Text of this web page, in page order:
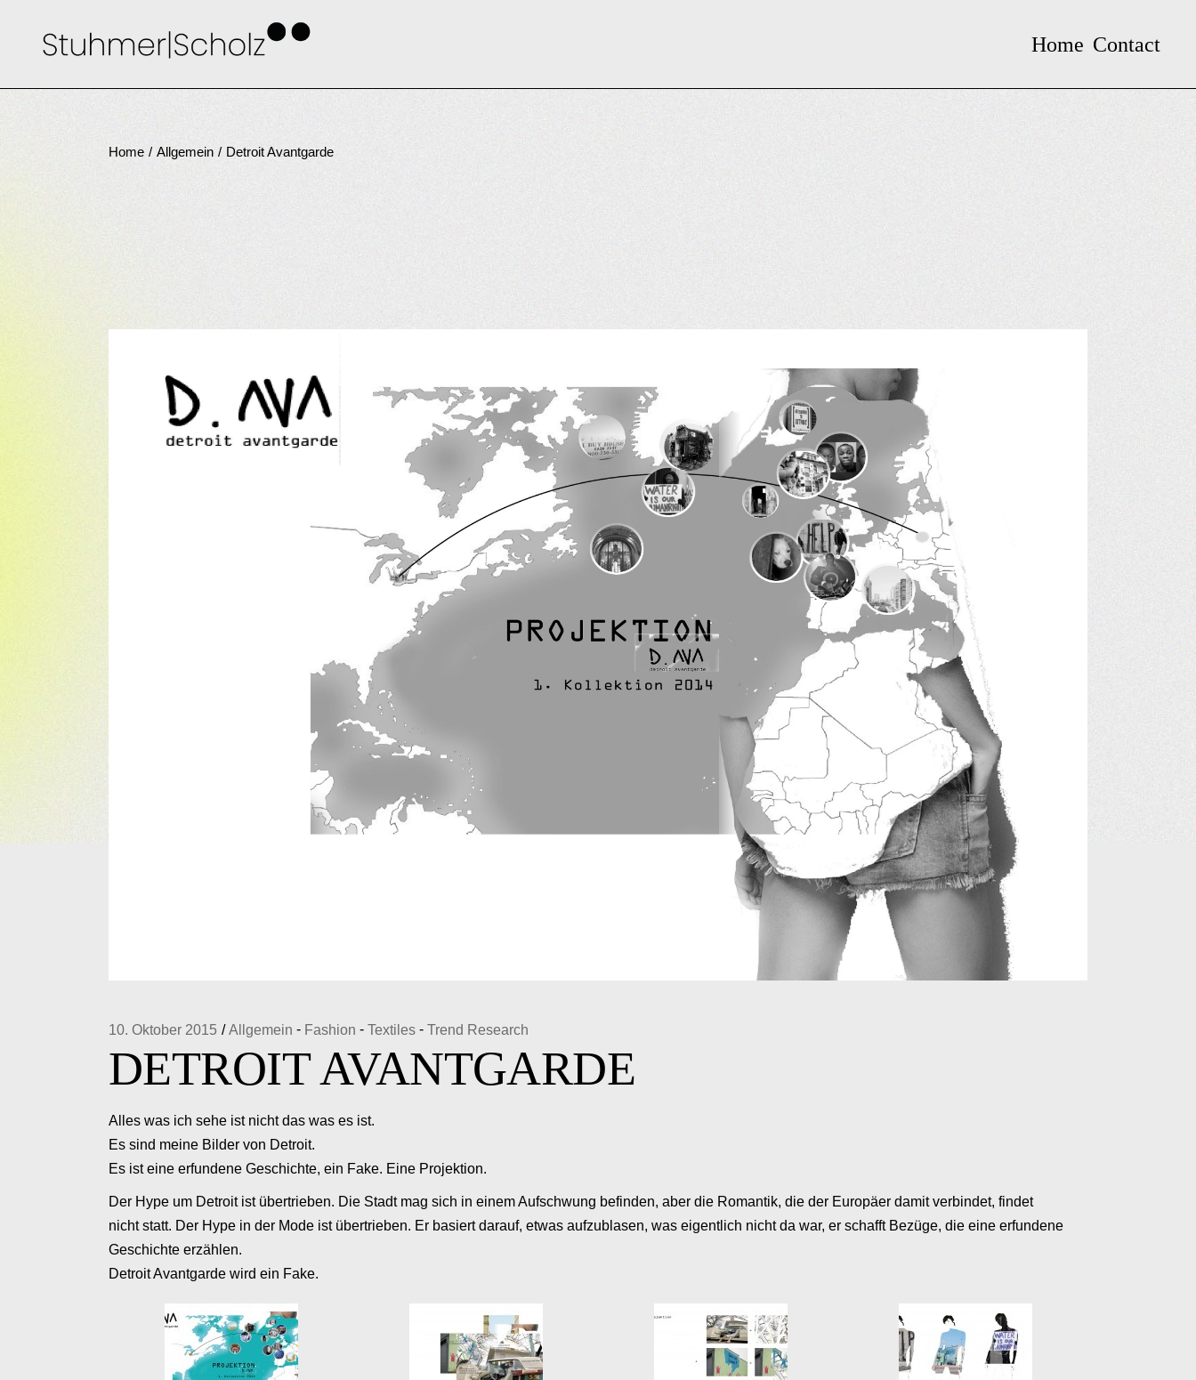
content
Home Contact
Home Allgemein Detroit Avantgarde
10. Oktober 2015 Allgemein - Fashion - Textiles - Trend Research
DETROIT AVANTGARDE
Alles was ich sehe ist nicht das was es ist.
Es sind meine Bilder von Detroit.
Es ist eine erfundene Geschichte, ein Fake. Eine Projektion.
Der Hype um Detroit ist übertrieben. Die Stadt mag sich in einem Aufschwung befinden, aber die Romantik, die der Europäer damit verbindet, findet
nicht statt. Der Hype in der Mode ist übertrieben. Er basiert darauf, etwas aufzublasen, was eigentlich nicht da war, er schafft Bezüge, die eine erfundene
Geschichte erzählen.
Detroit Avantgarde wird ein Fake.